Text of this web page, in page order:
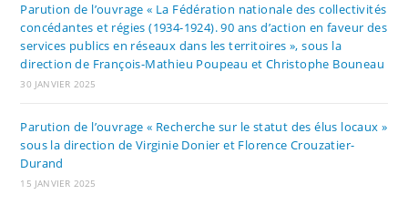
Parution de l’ouvrage « La Fédération nationale des collectivités
concédantes et régies (1934-1924). 90 ans d’action en faveur des
services publics en réseaux dans les territoires », sous la
direction de François-Mathieu Poupeau et Christophe Bouneau
30 JANVIER 2025
Parution de l’ouvrage « Recherche sur le statut des élus locaux »
sous la direction de Virginie Donier et Florence Crouzatier-
Durand
15 JANVIER 2025